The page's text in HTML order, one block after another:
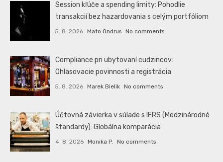
Session kľúče a spending limity: Pohodlie
transakcií bez hazardovania s celým portfóliom
5. 8. 2026 Mato Ondrus No comments
Compliance pri ubytovaní cudzincov:
Ohlasovacie povinnosti a registrácia
5. 8. 2026 Marek Bielik No comments
Účtovná závierka v súlade s IFRS (Medzinárodné
štandardy): Globálna komparácia
4. 8. 2026 Monika P. No comments